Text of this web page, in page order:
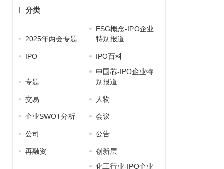
分类
2025年两会专题
ESG概念-IPO企业
特别报道
IPO IPO百科
专题
中国芯-IPO企业特
别报道
交易 人物
企业SWOT分析 会议
公司 公告
再融资 创新层
化工行业-IPO企业